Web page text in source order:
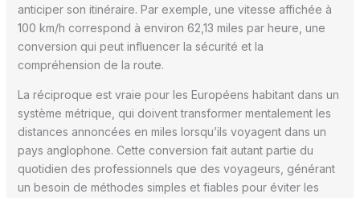
anticiper son itinéraire. Par exemple, une vitesse affichée à
100 km/h correspond à environ 62,13 miles par heure, une
conversion qui peut influencer la sécurité et la
compréhension de la route.
La réciproque est vraie pour les Européens habitant dans un
système métrique, qui doivent transformer mentalement les
distances annoncées en miles lorsqu’ils voyagent dans un
pays anglophone. Cette conversion fait autant partie du
quotidien des professionnels que des voyageurs, générant
un besoin de méthodes simples et fiables pour éviter les